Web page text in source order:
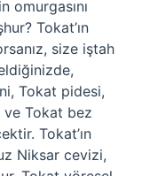
omurgasını
Tokat’ın
size iştah
Tokat pidesi,
Tokat bez
Tokat’ın
Niksar cevizi,